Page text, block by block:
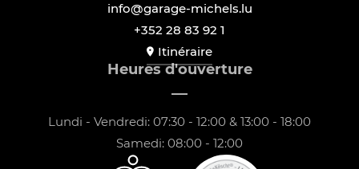
info@garage-michels.lu
+352 28 83 92 1
Itinéraire
Heures d'ouverture
Lundi - Vendredi: 07:30 - 12:00 & 13:00 - 18:00
Samedi: 08:00 - 12:00